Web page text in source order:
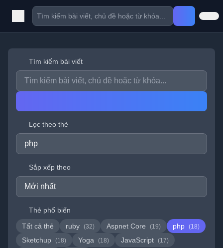
Tìm kiếm bài viết
Lọc theo thẻ
Sắp xếp theo
Thẻ phổ biến
Tất cả thẻ
ruby (32) Aspnet Core (19) php (18)
Sketchup (18) Yoga (18) JavaScript (17)